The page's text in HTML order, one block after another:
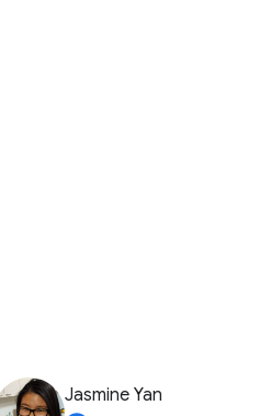
Jasmine Yan